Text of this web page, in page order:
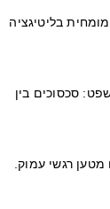
בליטיגציה
סכסוכים בין
רגשי עמוק.